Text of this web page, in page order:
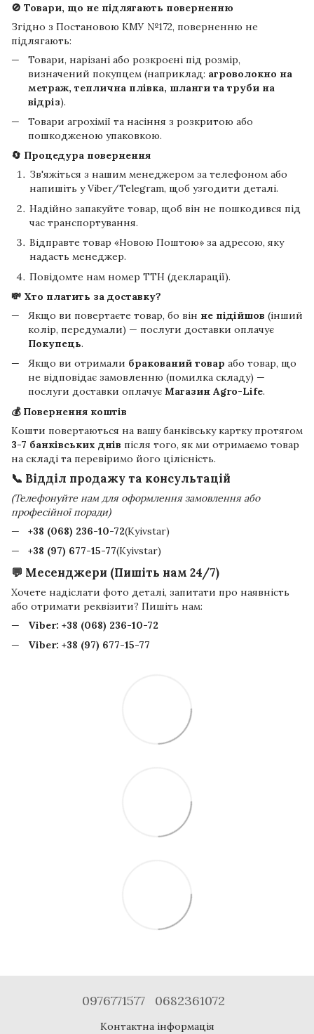
🚫 Товари, що не підлягають поверненню
Згідно з Постановою КМУ №172, поверненню не
підлягають:
Товари, нарізані або розкроєні під розмір,
визначений покупцем (наприклад: агроволокно на
метраж, теплична плівка, шланги та труби на
відріз).
Товари агрохімії та насіння з розкритою або
пошкодженою упаковкою.
🔄 Процедура повернення
Зв'яжіться з нашим менеджером за телефоном або
напишіть у Viber/Telegram, щоб узгодити деталі.
Надійно запакуйте товар, щоб він не пошкодився під
час транспортування.
Відправте товар «Новою Поштою» за адресою, яку
надасть менеджер.
Повідомте нам номер ТТН (декларації).
💸 Хто платить за доставку?
Якщо ви повертаєте товар, бо він не підійшов (інший
колір, передумали) — послуги доставки оплачує
Покупець.
Якщо ви отримали бракований товар або товар, що
не відповідає замовленню (помилка складу) —
послуги доставки оплачує Магазин Agro-Life.
💰 Повернення коштів
Кошти повертаються на вашу банківську картку протягом
3-7 банківських днів після того, як ми отримаємо товар
на складі та перевіримо його цілісність.
📞 Відділ продажу та консультацій
(Телефонуйте нам для оформлення замовлення або
професійної поради)
+38 (068) 236-10-72(Kyivstar)
+38 (97) 677-15-77(Kyivstar)
💬 Месенджери (Пишіть нам 24/7)
Хочете надіслати фото деталі, запитати про наявність
або отримати реквізити? Пишіть нам:
Viber: +38 (068) 236-10-72
Viber: +38 (97) 677-15-77
0976771577 0682361072
Контактна інформація